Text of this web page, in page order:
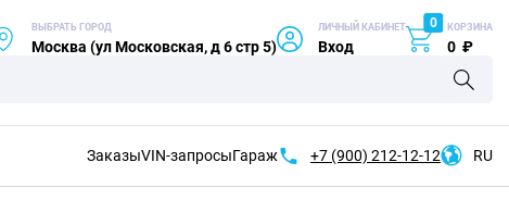
ВЫБРАТЬ ГОРОД
Москва (ул Московская, д 6 стр 5)
ЛИЧНЫЙ КАБИНЕТ
Вход
0 КОРЗИНА
0 ₽
ЗаказыVIN-запросыГараж +7 (900) 212-12-12 RU